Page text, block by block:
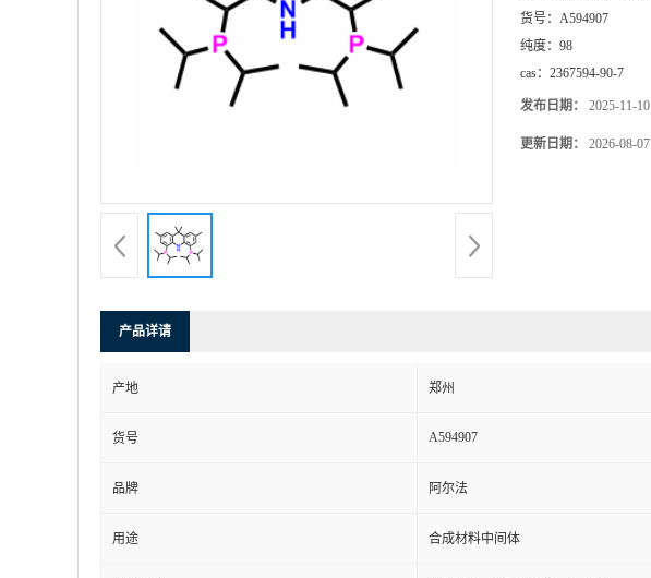
货号： A594907
纯度： 98
cas： 2367594-90-7
发布日期： 2025-11-10
更新日期： 2026-08-07
产品详请
产地 郑州
货号 A594907
品牌 阿尔法
用途 合成材料中间体